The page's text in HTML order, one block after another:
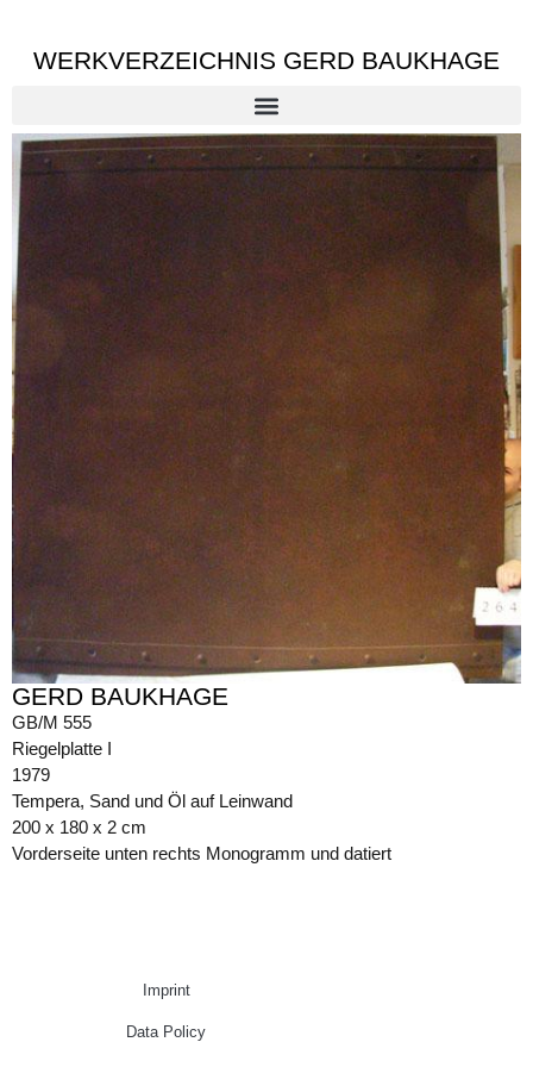
WERKVERZEICHNIS GERD BAUKHAGE
GERD BAUKHAGE
GB/M 555
Riegelplatte I
1979
Tempera, Sand und Öl auf Leinwand
200 x 180 x 2 cm
Vorderseite unten rechts Monogramm und datiert
Imprint
Data Policy